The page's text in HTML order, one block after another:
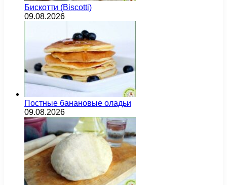
Бискотти (Biscotti)
09.08.2026
Постные банановые оладьи
09.08.2026